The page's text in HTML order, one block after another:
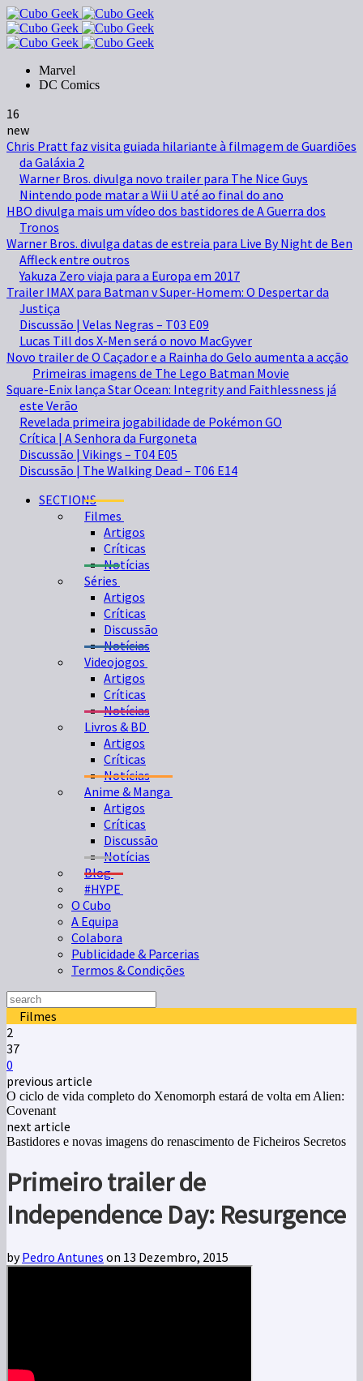
Marvel
DC Comics
16
new
Chris Pratt faz visita guiada hilariante à filmagem de Guardiões
da Galáxia 2
Warner Bros. divulga novo trailer para The Nice Guys
Nintendo pode matar a Wii U até ao final do ano
HBO divulga mais um vídeo dos bastidores de A Guerra dos
Tronos
Warner Bros. divulga datas de estreia para Live By Night de Ben
Affleck entre outros
Yakuza Zero viaja para a Europa em 2017
Trailer IMAX para Batman v Super-Homem: O Despertar da
Justiça
Discussão | Velas Negras – T03 E09
Lucas Till dos X-Men será o novo MacGyver
Novo trailer de O Caçador e a Rainha do Gelo aumenta a acção
Primeiras imagens de The Lego Batman Movie
Square-Enix lança Star Ocean: Integrity and Faithlessness já
este Verão
Revelada primeira jogabilidade de Pokémon GO
Crítica | A Senhora da Furgoneta
Discussão | Vikings – T04 E05
Discussão | The Walking Dead – T06 E14
SECTIONS
Filmes
Artigos
Críticas
Notícias
Séries
Artigos
Críticas
Discussão
Notícias
Videojogos
Artigos
Críticas
Notícias
Livros & BD
Artigos
Críticas
Notícias
Anime & Manga
Artigos
Críticas
Discussão
Notícias
Blog
#HYPE
O Cubo
A Equipa
Colabora
Publicidade & Parcerias
Termos & Condições
Filmes
2
37
0
previous article
O ciclo de vida completo do Xenomorph estará de volta em Alien:
Covenant
next article
Bastidores e novas imagens do renascimento de Ficheiros Secretos
Primeiro trailer de
Independence Day: Resurgence
byPedro Antunes on 13 Dezembro, 2015